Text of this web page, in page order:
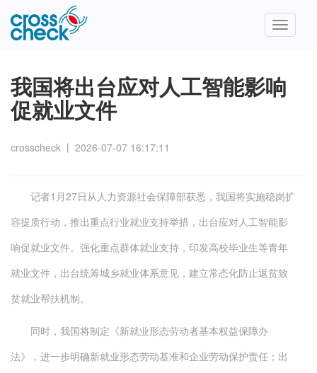
Toggle
我国将出台应对人工智能影响
促就业文件
crosscheck 丨 2026-07-07 16:17:11
记者1月27日从人力资源社会保障部获悉，我国将实施稳岗扩
容提质行动，推出重点行业就业支持举措，出台应对人工智能影
响促就业文件。强化重点群体就业支持，印发高校毕业生等青年
就业文件，出台统筹城乡就业体系意见，建立常态化防止返贫致
贫就业帮扶机制。
同时，我国将制定《新就业形态劳动者基本权益保障办
法》，进一步明确新就业形态劳动基准和企业劳动保护责任；出